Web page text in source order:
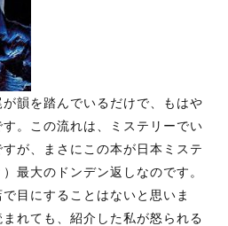
韻を踏んでいるだけで、もはや
。この流れは、ミステリーでい
が、まさにこの本が日本ミステ
最大のドンデン返しなのです。
目にすることはないと思いま
れても、紹介した私が怒られる